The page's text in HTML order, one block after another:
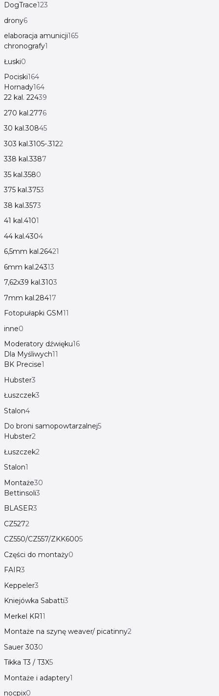
DogTrace123
drony6
elaboracja amunicji165
chronografy1
Łuski0
Pociski164
Hornady164
22 kal. 22439
270 kal.2776
30 kal.30845
303 kal.3105-.3122
338 kal.3387
35 kal.3580
375 kal.3753
38 kal.3573
41 kal.4101
44 kal.4304
6,5mm kal.26421
6mm kal.24313
7,62x39 kal.3103
7mm kal.28417
Fotopułapki GSM11
inne0
Moderatory dźwięku16
Dla Myśliwych11
BK Precise1
Hubster3
Łuszczek3
Stalon4
Do broni samopowtarzalnej5
Hubster2
Łuszczek2
Stalon1
Montaże30
Bettinsoli3
BLASER3
CZ5272
CZ550/CZ557/ZKK6005
Części do montaży0
FAIR3
Keppeler3
Kniejówka Sabatti3
Merkel KR11
Montaże na szynę weaver/ picatinny2
Sauer 3030
Tikka T3 / T3X5
Montaże i adaptery1
nocpix0